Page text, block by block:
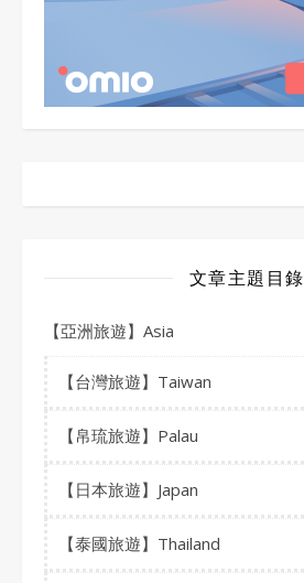
文章主題目錄
【亞洲旅遊】Asia
【台灣旅遊】Taiwan
【帛琉旅遊】Palau
【日本旅遊】Japan
【泰國旅遊】Thailand